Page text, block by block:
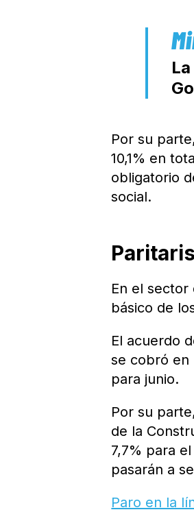
Por su
10,1% en
obligatorio
social.
En el sector
básico de
El acuerdo
se cobró en
para junio.
Por su
de la
7,7% para
pasarán a
Paro en la